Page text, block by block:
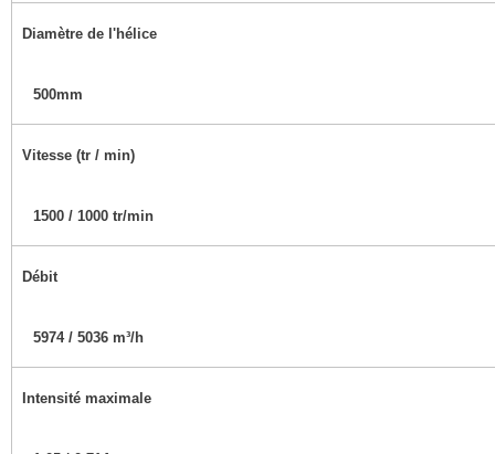
Diamètre de l'hélice
500mm
Vitesse (tr / min)
1500 / 1000 tr/min
Débit
5974 / 5036 m³/h
Intensité maximale